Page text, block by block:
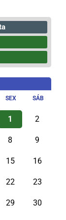
SEX SÁB
1 2
8 9
15 16
22 23
29 30